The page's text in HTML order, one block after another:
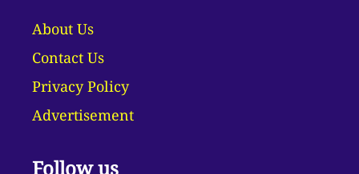
About Us
Contact Us
Privacy Policy
Advertisement